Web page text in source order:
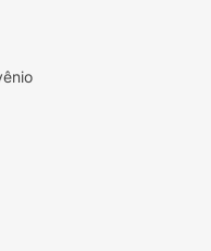
caprylyl glycol,